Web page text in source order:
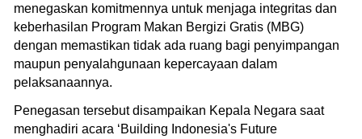
menegaskan komitmennya untuk menjaga integritas dan
keberhasilan Program Makan Bergizi Gratis (MBG)
dengan memastikan tidak ada ruang bagi penyimpangan
maupun penyalahgunaan kepercayaan dalam
pelaksanaannya.
Penegasan tersebut disampaikan Kepala Negara saat
menghadiri acara ‘Building Indonesia's Future